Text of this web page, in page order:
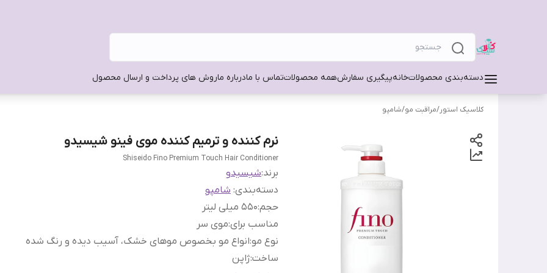
دسته‌بندی محصولاتخانهپیگیری سفارشهمه محصولاتتماس با مادرباره ماروش های پرداخت و ارسال محصول
کلاسیک استور/مراقبت مو/شامپو
نرم کننده و ترمیم کننده موی فینو شیسیدو
Shiseido Fino Premium Touch Hair Conditioner
برند:شیسیدو
دسته‌بندی: شامپو
حجم:550 میلی لیتر
مناسب برای:موی سر
نوع مو:انواع مو بخصوص موهای خشک، آسیب دیده و رنگ شده
ساخت:ژاپن